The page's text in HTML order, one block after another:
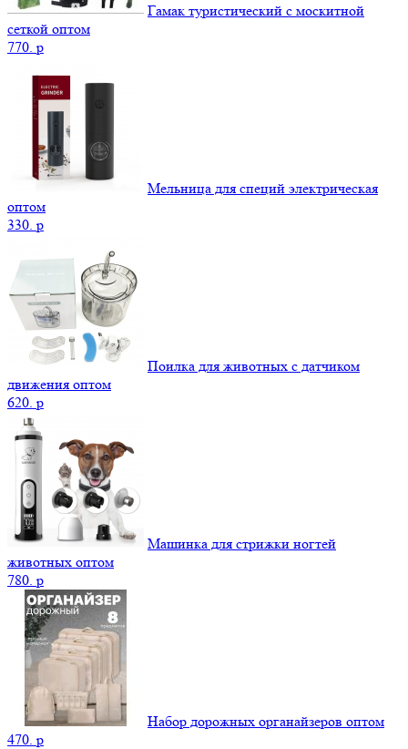
Гамак туристический с москитной
сеткой оптом
770. p
Мельница для специй электрическая
оптом
330. p
Поилка для животных с датчиком
движения оптом
620. p
Машинка для стрижки ногтей
животных оптом
780. p
Набор дорожных органайзеров оптом
470. p